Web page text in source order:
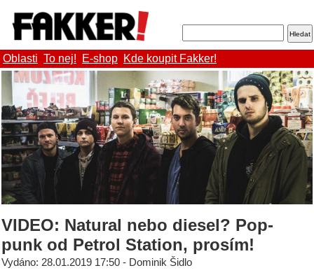
Oblasti To nej! E-shop Kde koupit Fakker!
VIDEO: Natural nebo diesel? Pop-
punk od Petrol Station, prosím!
Vydáno: 28.01.2019 17:50 - Dominik Šidlo